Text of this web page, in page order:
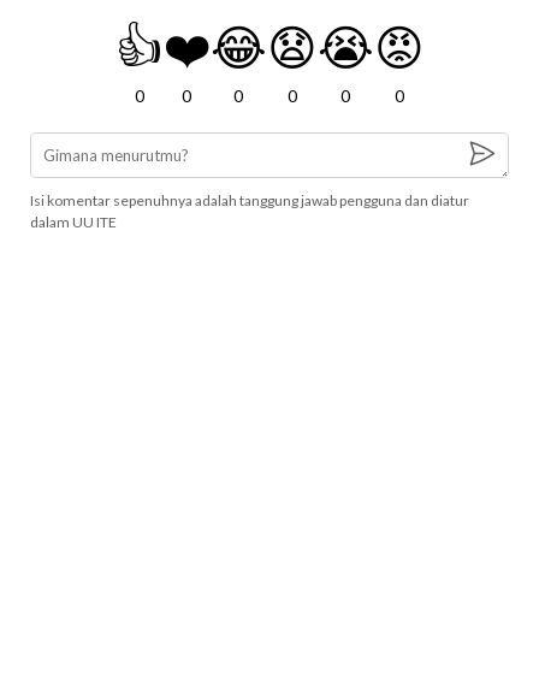
👍
0
❤️
0
😂
0
😧
0
😭
0
😡
0
Isi komentar sepenuhnya adalah tanggung jawab pengguna dan diatur
dalam UU ITE